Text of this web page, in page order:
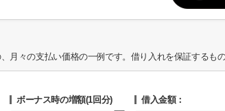
月々の支払い価格の一例です。借り入れを保証するも
ボーナス時の増額(1回分) 借入金額：